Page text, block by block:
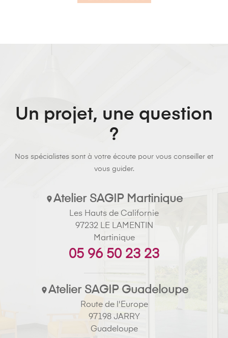
Un projet, une question
?
Nos spécialistes sont à votre écoute pour vous conseiller et
vous guider.
Atelier SAGIP Martinique
Les Hauts de Californie
97232 LE LAMENTIN
Martinique
05 96 50 23 23
Atelier SAGIP Guadeloupe
Route de l'Europe
97198 JARRY
Guadeloupe